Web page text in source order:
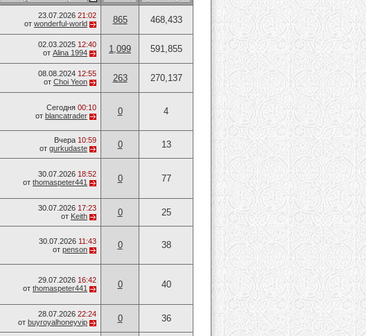
23.07.2026 21:02
от wonderful-world 865 468,433
02.03.2025 12:40
от Alina 1994 1,099 591,855
08.08.2024 12:55
от Choi Yeon 263 270,137
Сегодня 00:10
от blancatrader 0 4
Вчера 10:59
от gurkudaste 0 13
30.07.2026 18:52
от thomaspeter441 0 77
30.07.2026 17:23
от Keith 0 25
30.07.2026 11:43
от penson 0 38
29.07.2026 16:42
от thomaspeter441 0 40
28.07.2026 22:24
от buyroyalhoneyvip 0 36